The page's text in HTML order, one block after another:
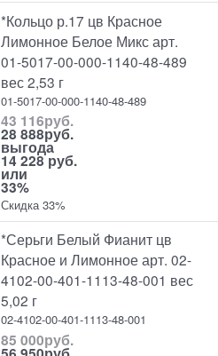
*Кольцо р.17 цв Красное
Лимонное Белое Микс арт.
01-5017-00-000-1140-48-489
вес 2,53 г
01-5017-00-000-1140-48-489
43 116руб.
28 888руб.
выгода
14 228 руб.
или
33%
Скидка 33%
*Серьги Белый Фианит цв
Красное и Лимонное арт. 02-
4102-00-401-1113-48-001 вес
5,02 г
02-4102-00-401-1113-48-001
85 000руб.